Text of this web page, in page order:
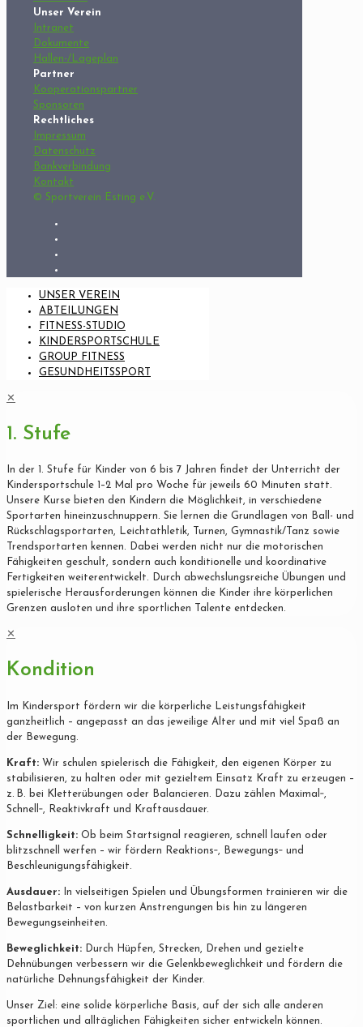
Unser Verein
Intranet
Dokumente
Hallen-/Lageplan
Partner
Kooperationspartner
Sponsoren
Rechtliches
Impressum
Datenschutz
Bankverbindung
Kontakt
© Sportverein Esting e.V.
UNSER VEREIN
ABTEILUNGEN
FITNESS-STUDIO
KINDERSPORTSCHULE
GROUP FITNESS
GESUNDHEITSSPORT
✕
1. Stufe
In der 1. Stufe für Kinder von 6 bis 7 Jahren findet der Unterricht der
Kindersportschule 1–2 Mal pro Woche für jeweils 60 Minuten statt.
Unsere Kurse bieten den Kindern die Möglichkeit, in verschiedene
Sportarten hineinzuschnuppern. Sie lernen die Grundlagen von Ball- und
Rückschlagsportarten, Leichtathletik, Turnen, Gymnastik/Tanz sowie
Trendsportarten kennen. Dabei werden nicht nur die motorischen
Fähigkeiten geschult, sondern auch konditionelle und koordinative
Fertigkeiten weiterentwickelt. Durch abwechslungsreiche Übungen und
spielerische Herausforderungen können die Kinder ihre körperlichen
Grenzen ausloten und ihre sportlichen Talente entdecken.
✕
Kondition
Im Kindersport fördern wir die körperliche Leistungsfähigkeit
ganzheitlich – angepasst an das jeweilige Alter und mit viel Spaß an
der Bewegung.
Kraft: Wir schulen spielerisch die Fähigkeit, den eigenen Körper zu
stabilisieren, zu halten oder mit gezieltem Einsatz Kraft zu erzeugen –
z. B. bei Kletterübungen oder Balancieren. Dazu zählen Maximal‐,
Schnell‐, Reaktivkraft und Kraftausdauer.
Schnelligkeit: Ob beim Startsignal reagieren, schnell laufen oder
blitzschnell werfen – wir fördern Reaktions‐, Bewegungs‐ und
Beschleunigungsfähigkeit.
Ausdauer: In vielseitigen Spielen und Übungsformen trainieren wir die
Belastbarkeit – von kurzen Anstrengungen bis hin zu längeren
Bewegungseinheiten.
Beweglichkeit: Durch Hüpfen, Strecken, Drehen und gezielte
Dehnübungen verbessern wir die Gelenkbeweglichkeit und fördern die
natürliche Dehnungsfähigkeit der Kinder.
Unser Ziel: eine solide körperliche Basis, auf der sich alle anderen
sportlichen und alltäglichen Fähigkeiten sicher entwickeln können.